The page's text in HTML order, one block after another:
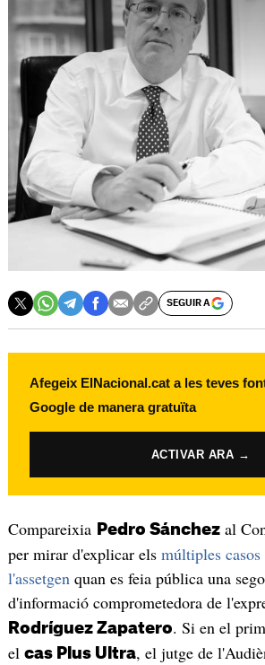
SEGUIR A
Afegeix ElNacional.cat a les teves
Google de manera gratuïta
ACTIVAR ARA →
Compareixia Pedro Sánchezal
per mirar d'explicar els múltiples
l'assetgenquan es feia pública una
d'informació comprometedora de
Rodríguez Zapatero. Si en el
el cas Plus Ultra, el jutge de